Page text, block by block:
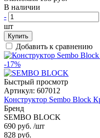
В наличии
-
шт
Купить
Добавить к сравнению
-17%
Быстрый просмотр
Артикул: 607012
Конструктор Sembo Block
Бренд
SEMBO BLOCK
690 руб. /шт
828 руб.